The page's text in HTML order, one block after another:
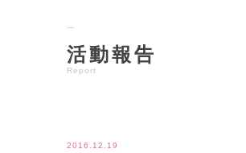
活動報告
Report
2016.12.19